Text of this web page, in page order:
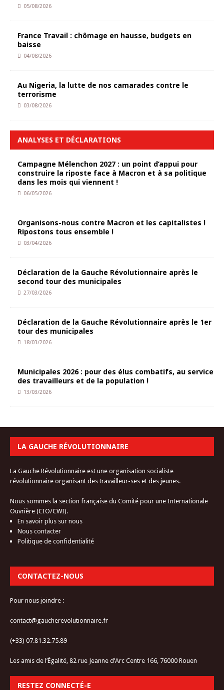
05/08/2026
France Travail : chômage en hausse, budgets en
baisse
04/08/2026
Au Nigeria, la lutte de nos camarades contre le
terrorisme
03/08/2026
ANALYSES ET DÉCLARATIONS
Campagne Mélenchon 2027 : un point d’appui pour
construire la riposte face à Macron et à sa politique
dans les mois qui viennent !
06/05/2026
Organisons-nous contre Macron et les capitalistes !
Ripostons tous ensemble !
03/04/2026
Déclaration de la Gauche Révolutionnaire après le
second tour des municipales
27/03/2026
Déclaration de la Gauche Révolutionnaire après le 1er
tour des municipales
18/03/2026
Municipales 2026 : pour des élus combatifs, au service
des travailleurs et de la population !
13/03/2026
LA GAUCHE RÉVOLUTIONNAIRE
La Gauche Révolutionnaire est une organisation socialiste
révolutionnaire organisant des travailleur-ses et des jeunes.
Nous sommes la section française du Comité pour une Internationale
Ouvrière (CIO/CWI).
En savoir plus sur nous
Nous contacter
Politique de confidentialité
CONTACTEZ-NOUS
Pour nous joindre :
contact@gaucherevolutionnaire.fr
(+33) 07.81.32.75.89
Les amis de l’Égalité, 82 rue Jeanne d’Arc Centre 166, 76000 Rouen
RESTEZ CONNECTÉ-E